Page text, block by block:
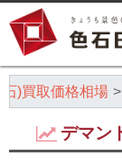
)買取価格相場
デマン